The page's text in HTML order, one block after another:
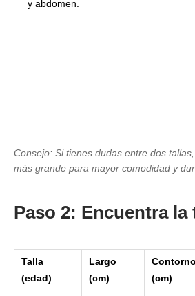
y abdomen.
Consejo: Si tienes dudas entre dos
más grande para mayor comodidad y
Paso 2: Encuentra la
Talla
(edad)
Largo
(cm)
Contorno
(cm)